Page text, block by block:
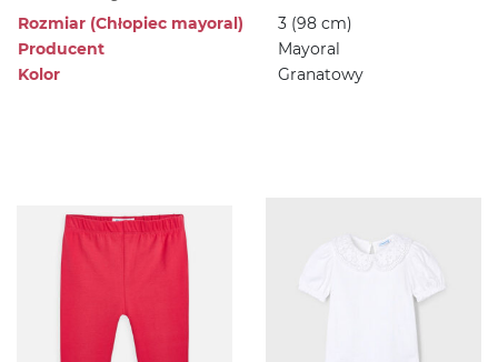
Rozmiar (Chłopiec mayoral)
3 (98 cm)
Producent
Mayoral
Kolor
Granatowy